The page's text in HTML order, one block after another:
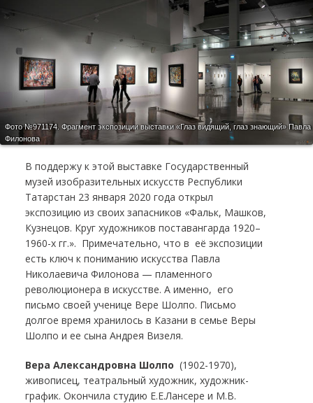
Фото №971174. Фрагмент экспозиции выставки «Глаз видящий, глаз знающий» Павла
Филонова
В поддержу к этой выставке Государственный
музей изобразительных искусств Республики
Татарстан 23 января 2020 года открыл
экспозицию из своих запасников «Фальк, Машков,
Кузнецов. Круг художников поставангарда 1920–
1960-х гг.». Примечательно, что в её экспозиции
есть ключ к пониманию искусства Павла
Николаевича Филонова — пламенного
революционера в искусстве. А именно, его
письмо своей ученице Вере Шолпо. Письмо
долгое время хранилось в Казани в семье Веры
Шолпо и ее сына Андрея Визеля.
Вера Александровна Шолпо (1902-1970),
живописец, театральный художник, художник-
график. Окончила студию Е.Е.Лансере и М.В.